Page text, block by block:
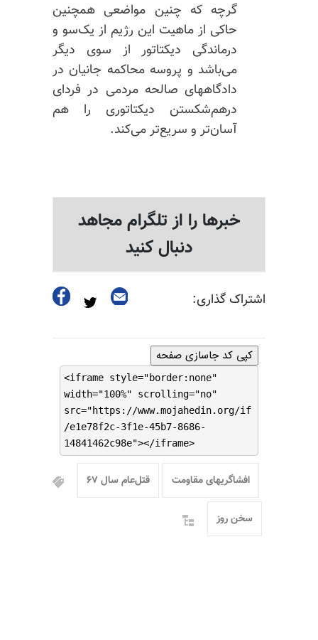
گرچه که چنین مواضعی همچنین
حاکی از ماهیت این رژیم از یک‌سو و
درماندگی‌ دیکتاتور از سوی دیگر
می‌باشد و پروسه محاکمه جانیان در
دادگاههای صالحه مردمی در فردای
درهم‌شکستن دیکتاتوری را هم
آسان‌تر و سریع‌تر می‌کند.
خبرها را از تلگرام مجاهد
دنبال کنید
اشتراک گذاری:
کپی کد جاسازی صفحه
<iframe style="border:none"
width="100%" scrolling="no"
src="https://www.mojahedin.org/if
/e1e78f2c-3f1e-45b7-8686-
14841462c98e"></iframe>
افشاگریهای مقاومت قتل‌عام سال ۶۷
سخن روز